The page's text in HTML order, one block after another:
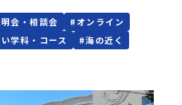
会・相談会 #オンライン
学科・コース #海の近く